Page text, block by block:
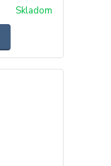
Skladom